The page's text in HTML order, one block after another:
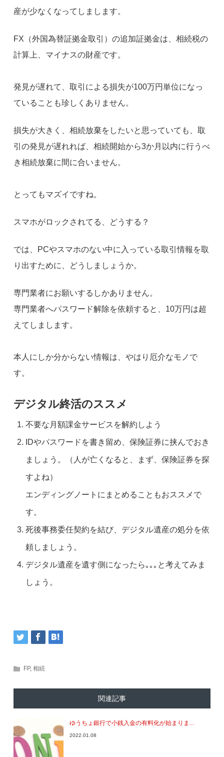
産が少なくなってしまします。
FX（外国為替証拠金取引）の追加証拠金は、相続税の
計算上、マイナスの財産です。
発見が遅れて、取引による損失が100万円単位になっ
ていることも珍しくありません。
損失が大きく、相続放棄をしたいと思っていても、取
引の発見が遅れれば、相続開始から3か月以内に行うべ
き相続放棄に間に合いません。
とってもマズイですね。
スマホがロックされてる、どうする？
では、PCやスマホのない中に入っている取引情報を取
り出すために、どうしましょうか。
専門業者にお願いするしかありません。
専門業者へパスワード解除を依頼すると、10万円は超
えてしまします。
本人にしか分からない情報は、やはり厄介なモノで
す。
デジタル終活のススメ
不要な月額課金サービスを解約しよう
IDやパスワードを書き留め、保険証券に挟んでおき
ましょう。（人が亡くなると、まず、保険証券を探
すよね）
エンディングノートにまとめることもおススメで
す。
死後事務委任契約を結び、デジタル遺産の処分を依
頼しましょう。
デジタル遺産を遺す側になったら｡｡｡と考えてみま
しょう。
FP,相続
関連記事
ゆうちょ銀行で小銭入金の有料化が始まりま...
2022.01.08